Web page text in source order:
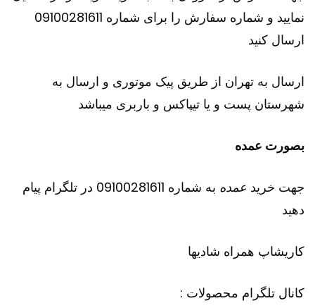
نمایید و شماره سفارش را برای شماره 09100281611
ارسال کنید
ارسال به تهران از طریق پیک موتوری و ارسال به
شهرستان پست و یا تیپاکس و باربری میباشد
بصورت عمده
جهت خرید عمده
به شماره 09100281611 در تلگرام پیام
دهید
کاریشاپ همراه شادیها
کانال تلگرام محصولات :